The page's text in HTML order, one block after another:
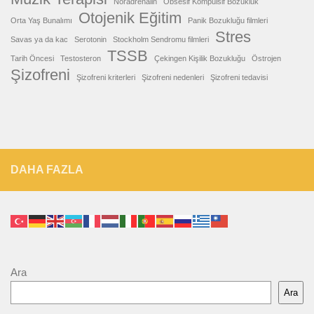
Orta Yaş Bunalımı Otojenik Eğitim Panik Bozukluğu filmleri
Savas ya da kac Serotonin Stockholm Sendromu filmleri Stres
Tarih Öncesi Testosteron TSSB Çekingen Kişilik Bozukluğu Östrojen
Şizofreni Şizofreni kriterleri Şizofreni nedenleri Şizofreni tedavisi
DAHA FAZLA
Ara
Ara